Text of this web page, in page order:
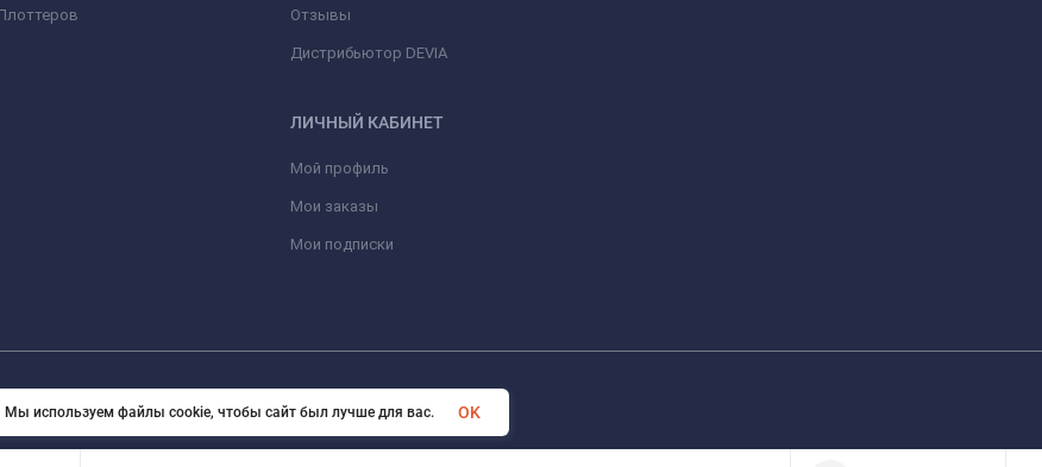
Отзывы
Дистрибьютор DEVIA
ЛИЧНЫЙ КАБИНЕТ
Мой профиль
Мои заказы
Мои подписки
Мы используем файлы cookie, чтобы сайт был лучше для вас.
OK